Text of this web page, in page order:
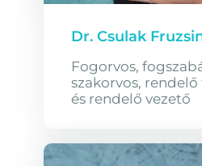
Dr. Csulak
Fogorvos,
szakorvos,
és rendelő vezető